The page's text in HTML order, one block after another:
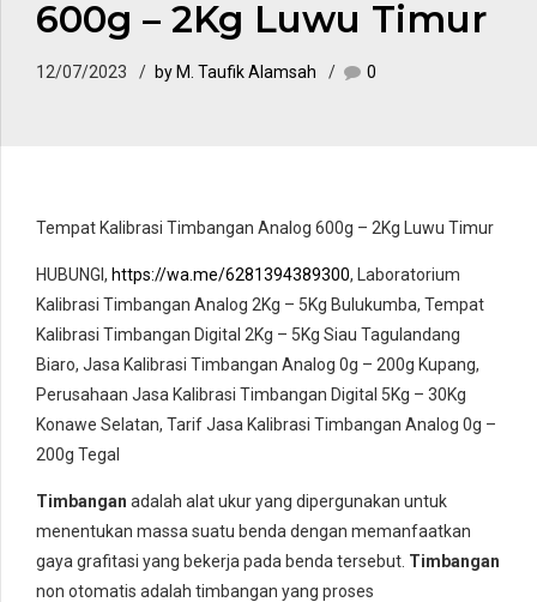
600g – 2Kg Luwu Timur
12/07/2023 by M. Taufik Alamsah 0
Tempat Kalibrasi Timbangan Analog 600g – 2Kg Luwu Timur
HUBUNGI, https://wa.me/6281394389300, Laboratorium
Kalibrasi Timbangan Analog 2Kg – 5Kg Bulukumba, Tempat
Kalibrasi Timbangan Digital 2Kg – 5Kg Siau Tagulandang
Biaro, Jasa Kalibrasi Timbangan Analog 0g – 200g Kupang,
Perusahaan Jasa Kalibrasi Timbangan Digital 5Kg – 30Kg
Konawe Selatan, Tarif Jasa Kalibrasi Timbangan Analog 0g –
200g Tegal
Timbangan adalah alat ukur yang dipergunakan untuk
menentukan massa suatu benda dengan memanfaatkan
gaya grafitasi yang bekerja pada benda tersebut. Timbangan
non otomatis adalah timbangan yang proses